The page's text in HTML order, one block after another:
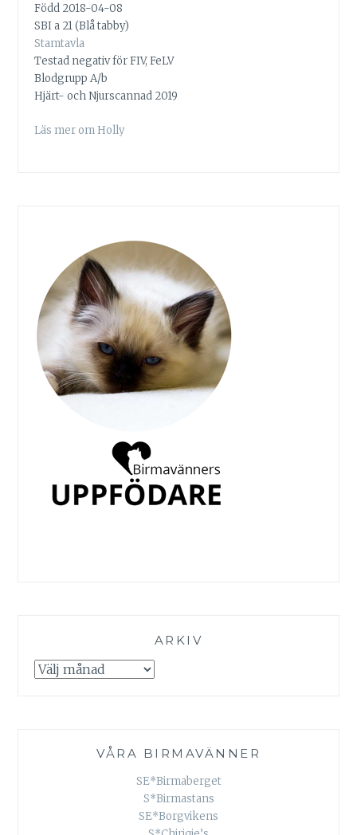
Född 2018-04-08
SBI a 21 (Blå tabby)
Stamtavla
Testad negativ för FIV, FeLV
Blodgrupp A/b
Hjärt- och Njurscannad 2019
Läs mer om Holly
ARKIV
Arkiv
VÅRA BIRMAVÄNNER
SE*Birmaberget
S*Birmastans
SE*Borgvikens